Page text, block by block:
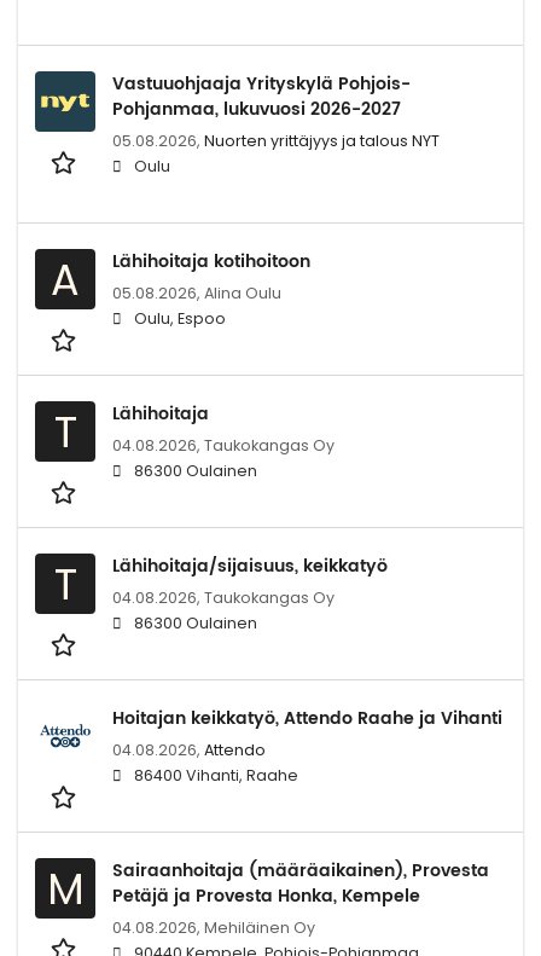
Vastuuohjaaja Yrityskylä Pohjois-
Pohjanmaa, lukuvuosi 2026-2027
05.08.2026, Nuorten yrittäjyys ja talous NYT
Oulu
A Lähihoitaja kotihoitoon
05.08.2026, Alina Oulu
Oulu, Espoo
T Lähihoitaja
04.08.2026, Taukokangas Oy
86300 Oulainen
T Lähihoitaja/sijaisuus, keikkatyö
04.08.2026, Taukokangas Oy
86300 Oulainen
Hoitajan keikkatyö, Attendo Raahe ja Vihanti
04.08.2026, Attendo
86400 Vihanti, Raahe
M
Sairaanhoitaja (määräaikainen), Provesta
Petäjä ja Provesta Honka, Kempele
04.08.2026, Mehiläinen Oy